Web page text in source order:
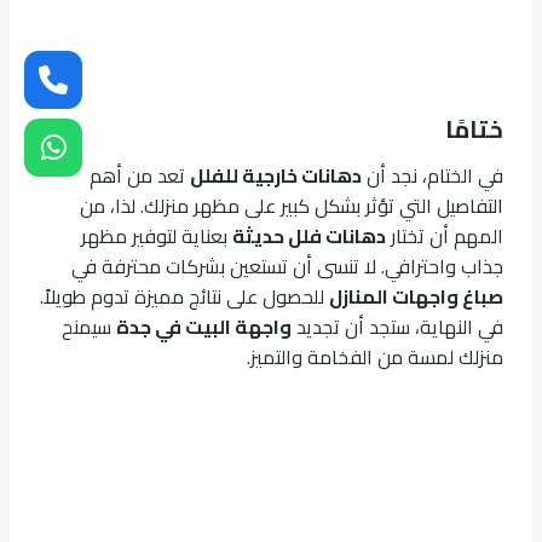
ختامًا
في الختام، نجد أندهانات خارجية للفلل تعد من أهم
التفاصيل التي تؤثر بشكل كبير على مظهر منزلك. لذا، من
المهم أن تختاردهانات فلل حديثة بعناية لتوفير مظهر
جذاب واحترافي. لا تنسى أن تستعين بشركات محترفة في
صباغ واجهات المنازل للحصول على نتائج مميزة تدوم طويلاً.
في النهاية، ستجد أن تجديد واجهة البيت في جدة سيمنح
منزلك لمسة من الفخامة والتميز.